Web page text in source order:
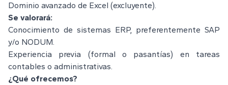
Dominio avanzado de Excel (excluyente).
Se valorará:
Conocimiento de sistemas ERP, preferentemente SAP
y/o NODUM.
Experiencia previa (formal o pasantías) en tareas
contables o administrativas.
¿Qué ofrecemos?